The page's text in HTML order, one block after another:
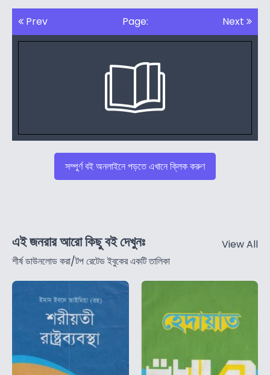
Prev Page: Next
সম্পুর্ণ বই অনলাইনে পড়তে এখানে ক্লিক করুণ
এই জনরার আরো কিছু বই দেখুনঃ
শীর্ষ ডাউনলোড করা/টপ রেটেড ইবুকের একটি তালিকা
View All